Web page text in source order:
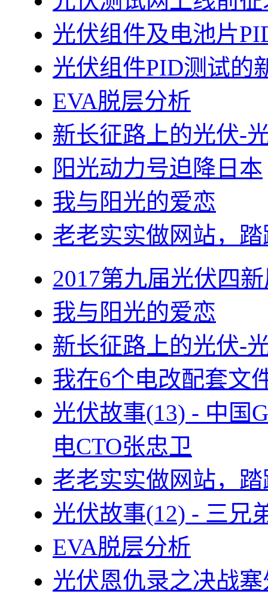
光伏组件及电池片
光伏组件PID测试的
EVA脱层分析
新长征路上的光伏-
阳光动力号迫降日本
我与阳光的爱恋
老老实实做网站，
2017第九届光伏四
我与阳光的爱恋
新长征路上的光伏-
我在6个电改配套文
光伏故事(13) - 中国
电CTO张忠卫
老老实实做网站，
光伏故事(12) - 三兄
EVA脱层分析
光伏恩仇录之决战